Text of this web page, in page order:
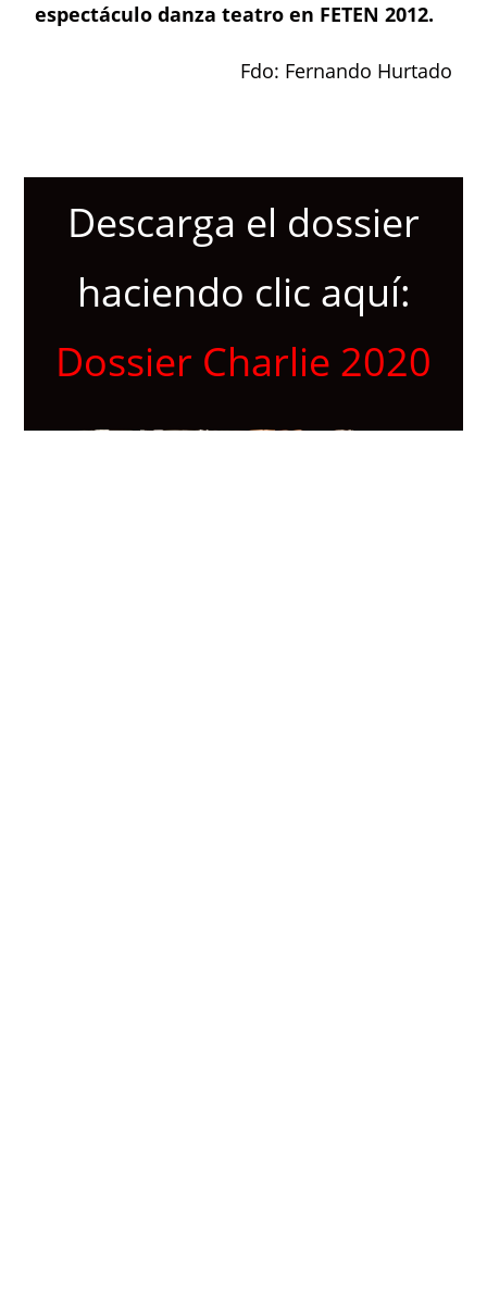
espectáculo danza teatro en FETEN 2012.
Fdo: Fernando Hurtado
Descarga el dossier
haciendo clic aquí:
Dossier Charlie 2020